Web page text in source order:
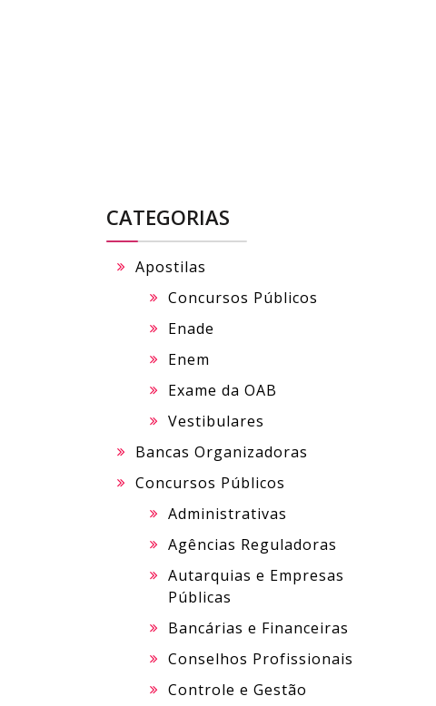
CATEGORIAS
Apostilas
Concursos Públicos
Enade
Enem
Exame da OAB
Vestibulares
Bancas Organizadoras
Concursos Públicos
Administrativas
Agências Reguladoras
Autarquias e Empresas
Públicas
Bancárias e Financeiras
Conselhos Profissionais
Controle e Gestão